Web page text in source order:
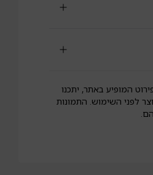
המופיע באתר, יתכנו
לפני השימוש. התמונות